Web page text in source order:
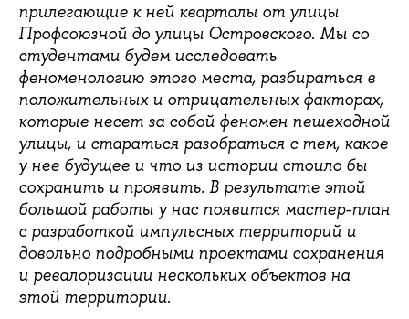
прилегающие к ней кварталы от улицы
Профсоюзной до улицы Островского. Мы со
студентами будем исследовать
феноменологию этого места, разбираться в
положительных и отрицательных факторах,
которые несет за собой феномен пешеходной
улицы, и стараться разобраться с тем, какое
у нее будущее и что из истории стоило бы
сохранить и проявить. В результате этой
большой работы у нас появится мастер-план
с разработкой импульсных территорий и
довольно подробными проектами сохранения
и ревалоризации нескольких объектов на
этой территории.